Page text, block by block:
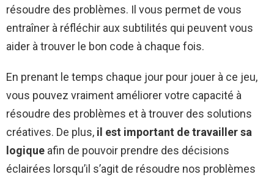
résoudre des problèmes. Il vous permet de vous
entraîner à réfléchir aux subtilités qui peuvent vous
aider à trouver le bon code à chaque fois.
En prenant le temps chaque jour pour jouer à ce jeu,
vous pouvez vraiment améliorer votre capacité à
résoudre des problèmes et à trouver des solutions
créatives. De plus, il est important de travailler sa
logique afin de pouvoir prendre des décisions
éclairées lorsqu’il s’agit de résoudre nos problèmes